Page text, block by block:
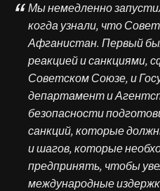
Мы немедленно
когда узнали, что
Афганистан. Первый
реакцией и санкциями,
Советском Союзе, и
департамент и
безопасности
санкций, которые
и шагов, которые
предпринять, чтобы
международные